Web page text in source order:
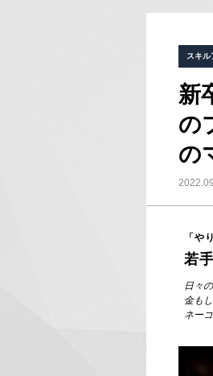
スキル
新
の
の
「や
若
日々
金も
ネー